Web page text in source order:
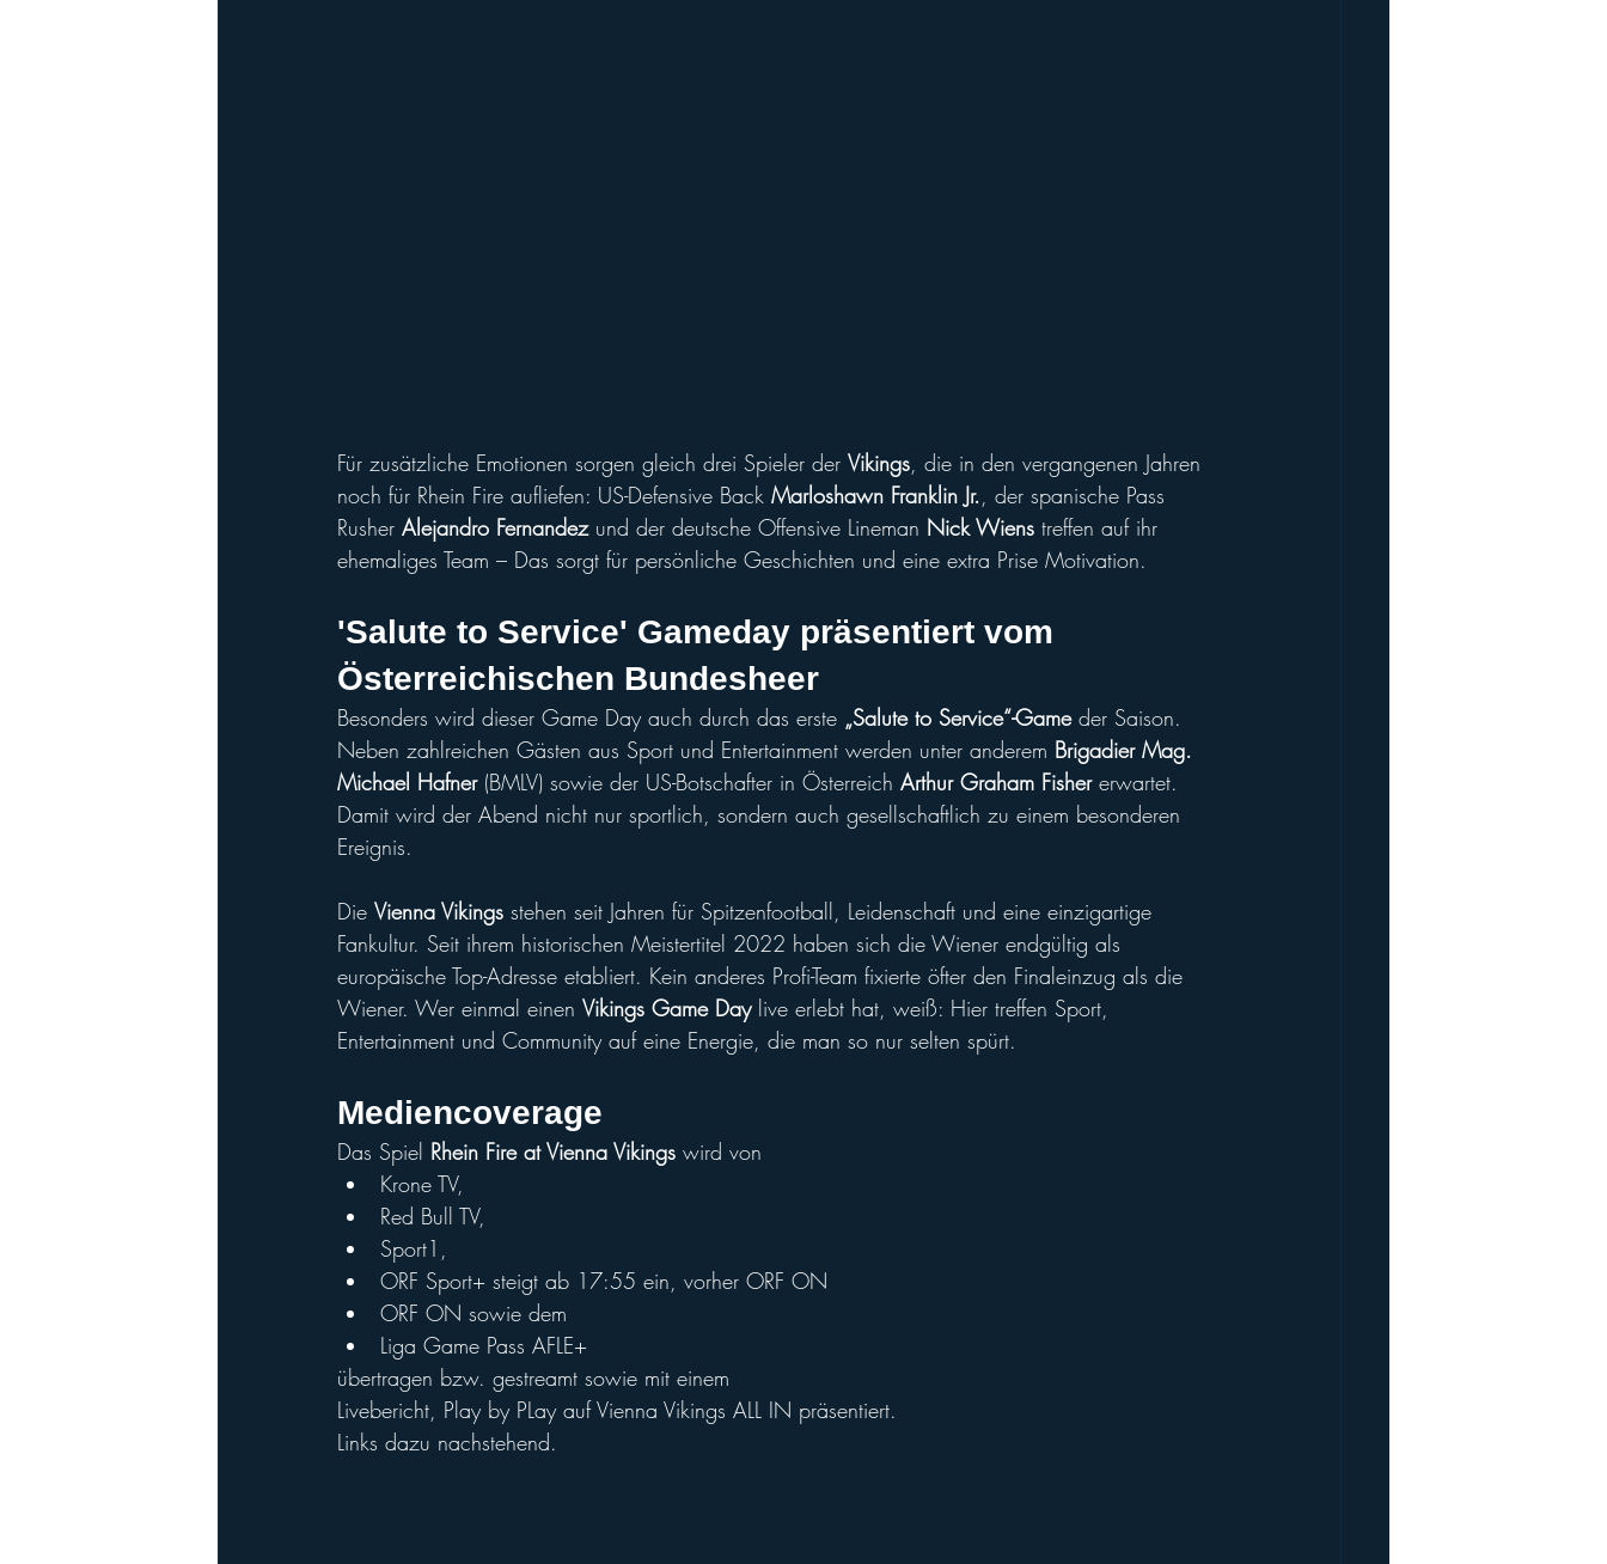
Für zusätzliche Emotionen sorgen gleich drei Spieler der Vikings , die in den vergangenen Jahren
noch für Rhein Fire aufliefen: US-Defensive Back Marloshawn Franklin Jr. , der spanische Pass
Rusher Alejandro Fernandez und der deutsche Offensive Lineman Nick Wiens treffen auf ihr
ehemaliges Team – Das sorgt für persönliche Geschichten und eine extra Prise Motivation.
'Salute to Service' Gameday präsentiert vom
Österreichischen Bundesheer
Besonders wird dieser Game Day auch durch das erste „Salute to Service“-Game der Saison.
Neben zahlreichen Gästen aus Sport und Entertainment werden unter anderem Brigadier Mag.
Michael Hafner (BMLV) sowie der US-Botschafter in Österreich Arthur Graham Fisher erwartet.
Damit wird der Abend nicht nur sportlich, sondern auch gesellschaftlich zu einem besonderen
Ereignis.
Die Vienna Vikings stehen seit Jahren für Spitzenfootball, Leidenschaft und eine einzigartige
Fankultur. Seit ihrem historischen Meistertitel 2022 haben sich die Wiener endgültig als
europäische Top-Adresse etabliert. Kein anderes Profi-Team fixierte öfter den Finaleinzug als die
Wiener. Wer einmal einen Vikings Game Day live erlebt hat, weiß: Hier treffen Sport,
Entertainment und Community auf eine Energie, die man so nur selten spürt.
Mediencoverage
Das Spiel Rhein Fire at Vienna Vikings wird von
Krone TV,
Red Bull TV,
Sport1,
ORF Sport+ steigt ab 17:55 ein, vorher ORF ON
ORF ON sowie dem
Liga Game Pass AFLE+
übertragen bzw. gestreamt sowie mit einem
Livebericht, Play by PLay auf Vienna Vikings ALL IN präsentiert.
Links dazu nachstehend.